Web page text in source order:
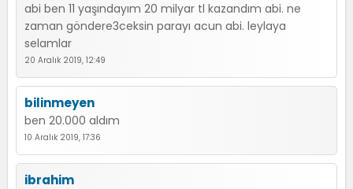
abi ben 11 yaşındayım 20 milyar tl kazandım abi. ne
zaman göndere3ceksin parayı acun abi. leylaya
selamlar
20 Aralık 2019, 12:49
bilinmeyen
ben 20.000 aldım
10 Aralık 2019, 17:36
ibrahim